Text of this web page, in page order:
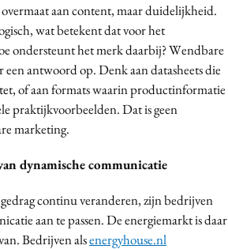
aan content, maar duidelijkheid.
wat betekent dat voor het
ondersteunt het merk daarbij? Wendbare
antwoord op. Denk aan datasheets die
of aan formats waarin productinformatie
praktijkvoorbeelden. Dat is geen
marketing.
dynamische communicatie
continu veranderen, zijn bedrijven
aan te passen. De energiemarkt is daar
Bedrijven alsenergyhouse.nl